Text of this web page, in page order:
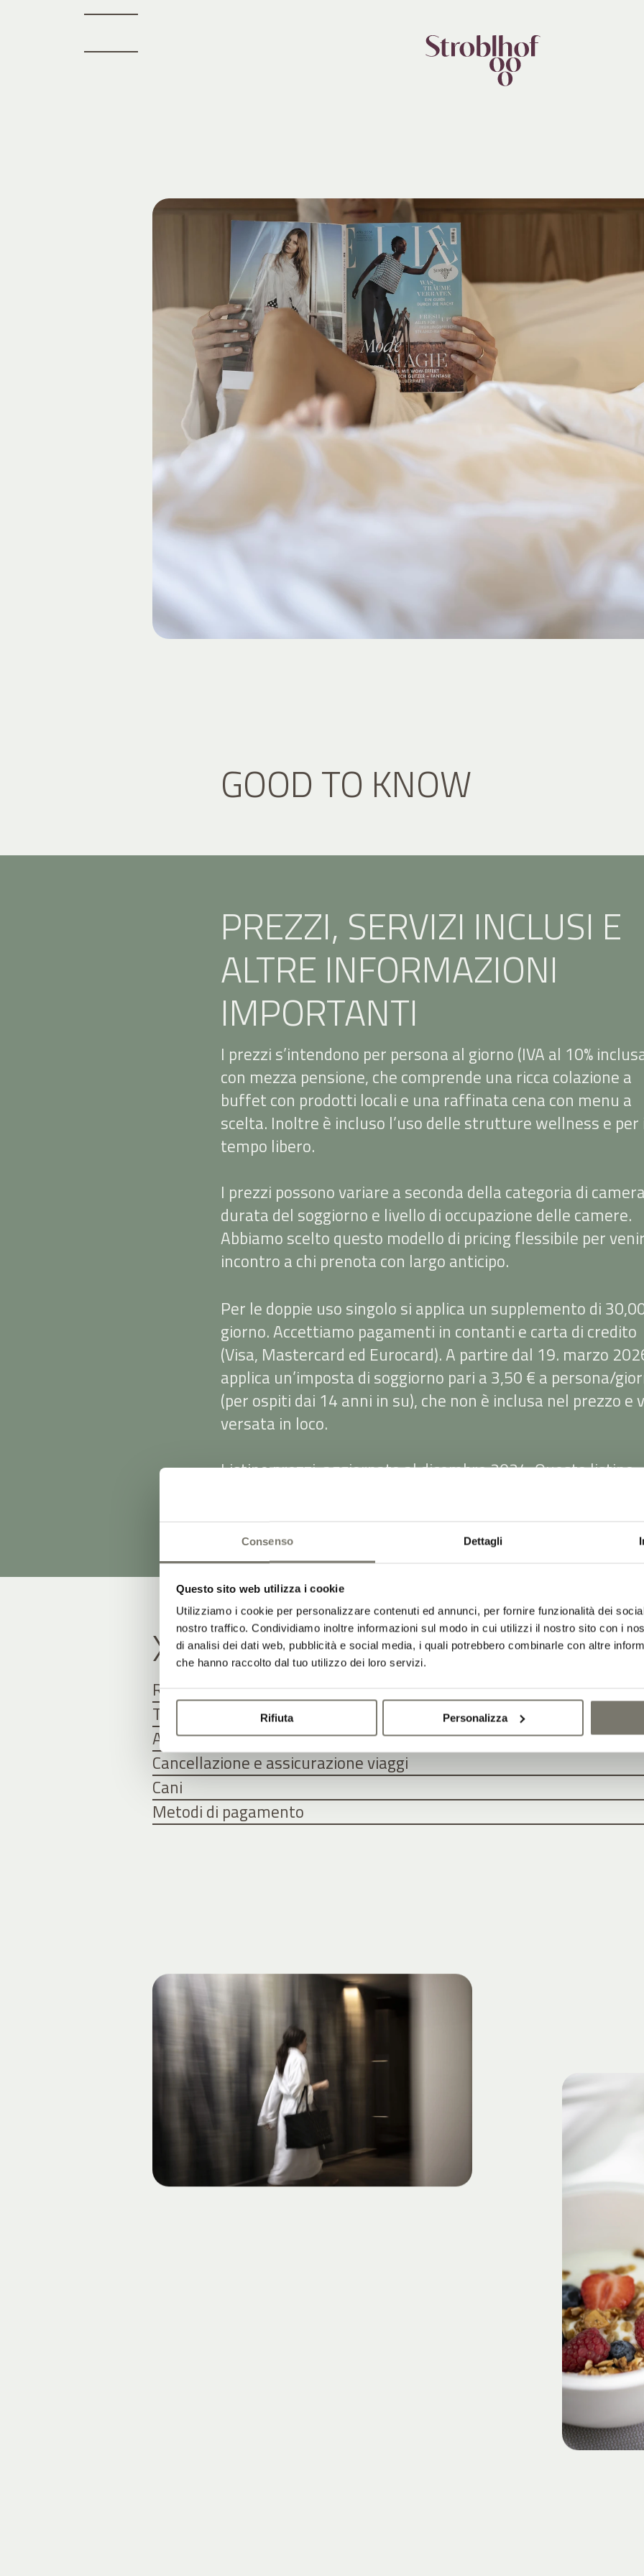
Consenso Dettagli
Questo sito web utilizza i cookie
Utilizziamo i cookie per personalizzare contenuti ed annunci, per fornire funzionalità dei
nostro traffico. Condividiamo inoltre informazioni sul modo in cui utilizzi il nostro sito con i
di analisi dei dati web, pubblicità e social media, i quali potrebbero combinarle con altre
che hanno raccolto dal tuo utilizzo dei loro servizi.
Rifiuta Personalizza
GOOD TO KNOW
PREZZI, SERVIZI INCLUSI E
ALTRE INFORMAZIONI
IMPORTANTI
I prezzi s’intendono per persona al giorno (IVA al 10%
con mezza pensione, che comprende una ricca colazione a
buffet con prodotti locali e una raffinata cena con menu a
scelta. Inoltre è incluso l’uso delle strutture wellness e per
tempo libero.
I prezzi possono variare a seconda della categoria di
durata del soggiorno e livello di occupazione delle camere.
Abbiamo scelto questo modello di pricing flessibile per
incontro a chi prenota con largo anticipo.
Per le doppie uso singolo si applica un supplemento di
giorno. Accettiamo pagamenti in contanti e carta di credito
(Visa, Mastercard ed Eurocard). A partire dal 19. marzo
applica un’imposta di soggiorno pari a 3,50 € a persona/
(per ospiti dai 14 anni in su), che non è inclusa nel prezzo e
versata in loco.
Listino prezzi: aggiornato al dicembre 2024. Questo listino
modifiche, errori e refusi.
X
Riduzioni per i bambini
Trattamento bed and breakfast
Arrivo e partenza
Cancellazione e assicurazione viaggi
Cani
Metodi di pagamento